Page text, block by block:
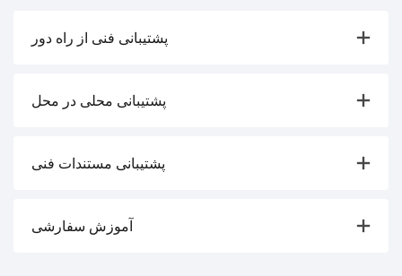
پشتیبانی فنی از راه دور
پشتیبانی محلی در محل
پشتیبانی مستندات فنی
آموزش سفارشی